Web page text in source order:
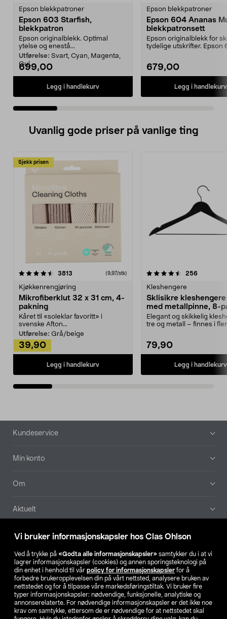
Vi bruker informasjonskapsler hos Clas Ohlson
Ved å trykke på «Godta alle informasjonskapsler» samtykker du i at vi
lagrer informasjonskapsler (cookies) og annen sporingsteknologi på
din enhet i henhold til vår policy for informasjonskapsler for å
forbedre brukeropplevelsen din på vårt nettsted, analysere bruken av
nettstedet og for å tilpasse våre markedsføringstiltak. Vi bruker fire
typer informasjonskapsler: nødvendige, funksjonelle, analytiske og
annonserelaterte. For nødvendige informasjonskapsler er det ikke noe
krav om samtykke, ettersom de er nødvendige for at nettstedet skal
Epson blekkpatroner
Epson 603 Starfish,
blekkpatron
Epson originalblekk. Optimal
ytelse og enestå...
Utførelse: Svart, Cyan, Magenta,
Gul.
699,00
Legg i handlekurv
Epson blekkpatroner
Epson 604 Ananas
blekkpatronsett
Epson originalblekk for
tydelige utskrifter. Epson
679,00
Legg i handlekurv
Uvanlig gode priser på vanlige ting
Sjekk prisen
3813 anmeldelser(9,97/stk)
Kjøkkenrengjøring
Mikrofiberklut 32 x 31 cm, 4-
pakning
Kåret til «soleklar favoritt» i
svenske Afton...
Utførelse: Grå/beige
39,90
Legg i handlekurv
4.5av 5 stjerner 256
Kleshengere
Sklisikre
med metallpinne, 8-
Elegant og skikkelig
tre og metall – finnes i
79,90
Legg i handlekurv
4.5av 5 stjerner
Bunntekst
Kundeservice
Min konto
Om
Aktuelt
Våre selskaper
Finn din butikk
SE NO FI